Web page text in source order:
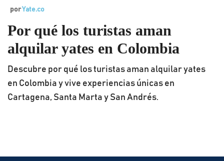
porYate.co
Por qué los turistas aman
alquilar yates en Colombia
Descubre por qué los turistas aman alquilar yates
en Colombia y vive experiencias únicas en
Cartagena, Santa Marta y San Andrés.